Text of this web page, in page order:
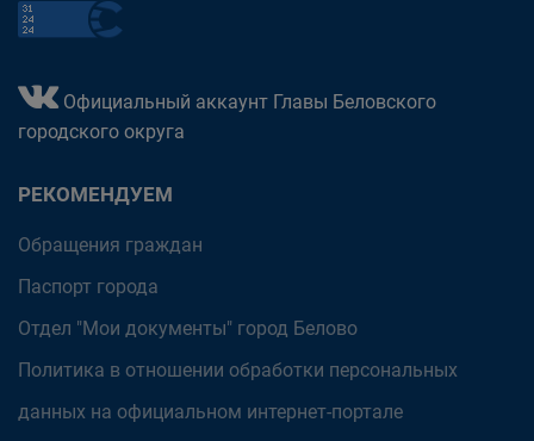
Официальный аккаунт Главы Беловского
городского округа
РЕКОМЕНДУЕМ
Обращения граждан
Паспорт города
Отдел "Мои документы" город Белово
Политика в отношении обработки персональных
данных на официальном интернет-портале